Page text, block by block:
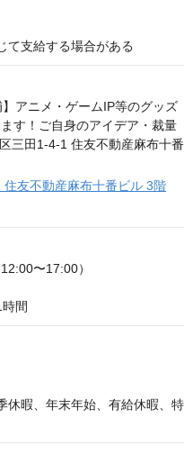
て支給する場合がある
友不動産麻布十番ビル 3階
〜17:00）
間
休暇、年末年始、有給休暇、特